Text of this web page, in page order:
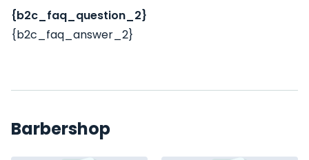
{b2c_faq_question_2}
{b2c_faq_answer_2}
Barbershop